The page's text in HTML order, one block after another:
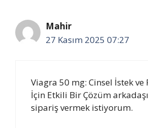
Mahir
27 Kasım 2025 07:27
Viagra 50 mg: Cinsel İstek ve
İçin Etkili Bir Çözüm
sipariş vermek istiyorum.